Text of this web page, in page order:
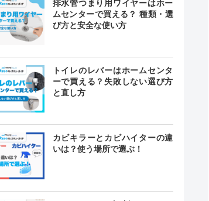
排水管つまり用ワイヤーはホー
ムセンターで買える？ 種類・選
び方と安全な使い方
トイレのレバーはホームセンタ
ーで買える？失敗しない選び方
と直し方
カビキラーとカビハイターの違
いは？使う場所で選ぶ！